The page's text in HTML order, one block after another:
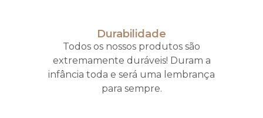
Durabilidade
Todos os nossos produtos são
extremamente duráveis! Duram a
infância toda e será uma lembrança
para sempre.